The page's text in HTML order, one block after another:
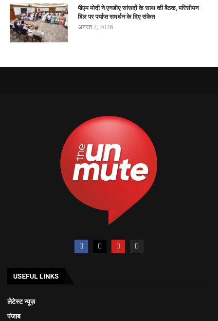
पीएम मोदी ने एनडीए सांसदों के साथ की बैठक, परिसीमन
बिल पर पर्याप्त समर्थन के दिए संकेत
अगस्त 7, 2026
USEFUL LINKS
लेटेस्ट न्यूज़
पंजाब